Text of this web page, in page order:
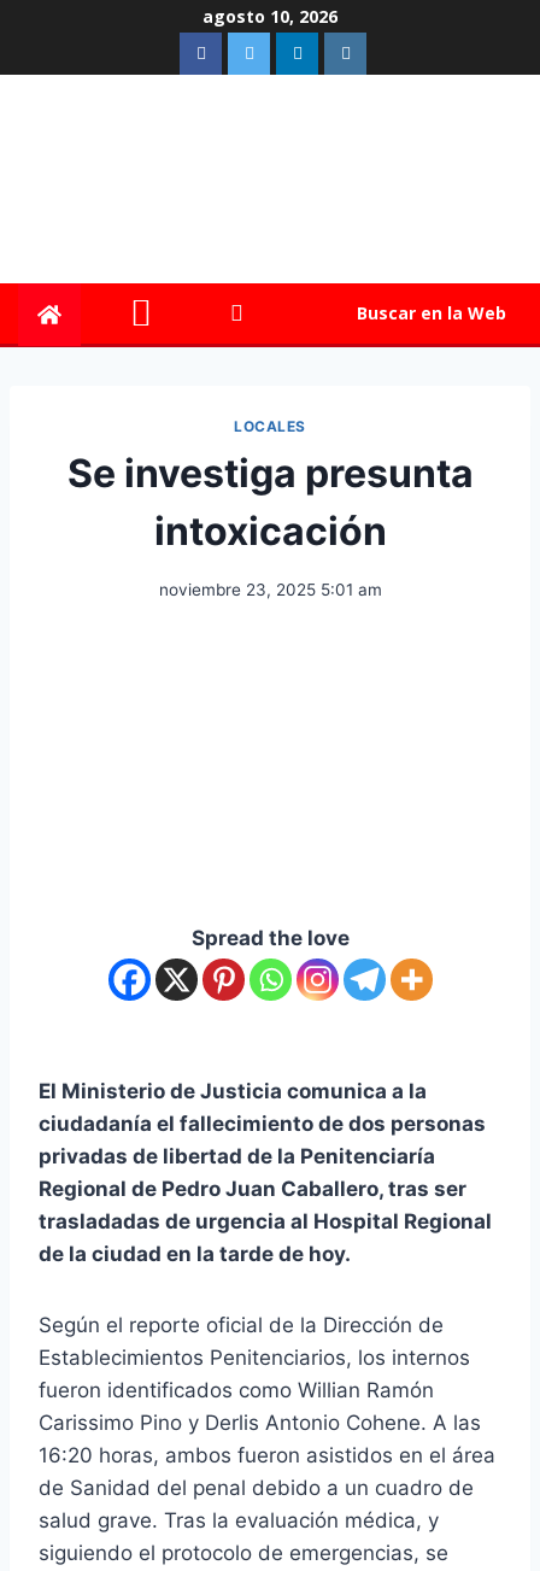
agosto 10, 2026
Buscar en la Web
LOCALES
Se investiga presunta
intoxicación
noviembre 23, 2025 5:01 am
Spread the love
El Ministerio de Justicia comunica a la
ciudadanía el fallecimiento de dos personas
privadas de libertad de la Penitenciaría
Regional de Pedro Juan Caballero, tras ser
trasladadas de urgencia al Hospital Regional
de la ciudad en la tarde de hoy.
Según el reporte oficial de la Dirección de
Establecimientos Penitenciarios, los internos
fueron identificados como Willian Ramón
Carissimo Pino y Derlis Antonio Cohene. A las
16:20 horas, ambos fueron asistidos en el área
de Sanidad del penal debido a un cuadro de
salud grave. Tras la evaluación médica, y
siguiendo el protocolo de emergencias, se